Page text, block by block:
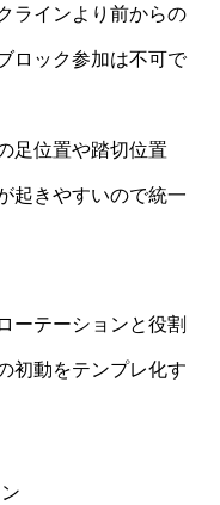
ラインより前からの
ロック参加は不可で
足位置や踏切位置
起きやすいので統一
ーテーションと役割
初動をテンプレ化す